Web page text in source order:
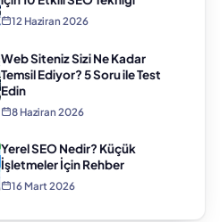
12 Haziran 2026
Web Siteniz Sizi Ne Kadar
Temsil Ediyor? 5 Soru ile Test
Edin
8 Haziran 2026
Yerel SEO Nedir? Küçük
İşletmeler İçin Rehber
16 Mart 2026